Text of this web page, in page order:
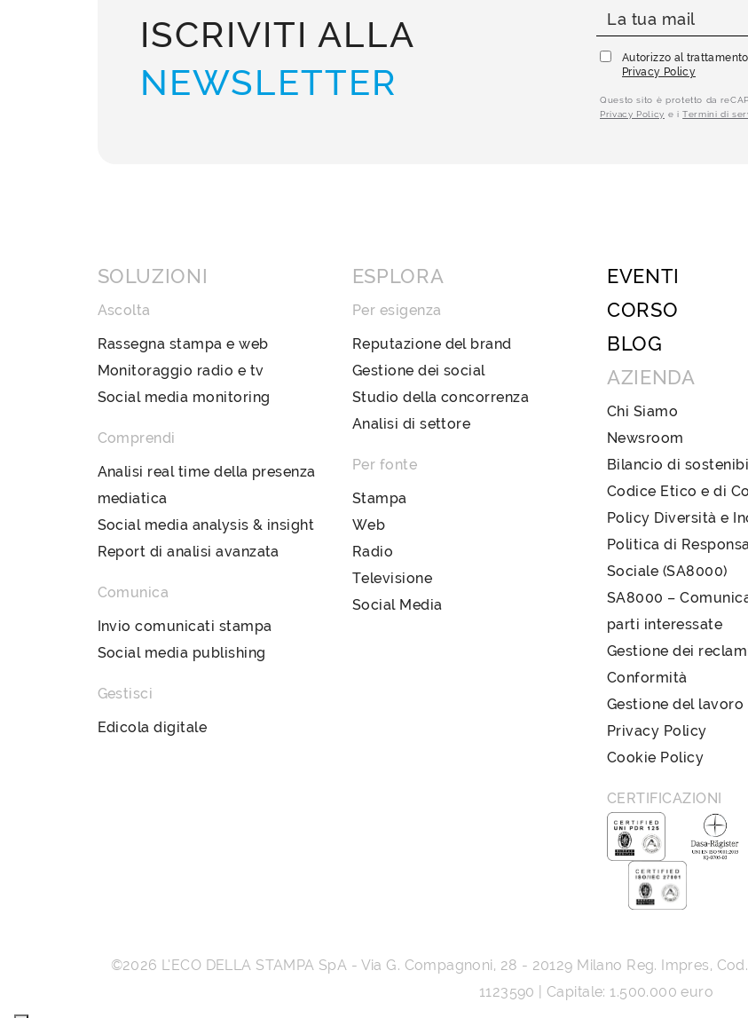
ISCRIVITI ALLA
NEWSLETTER
Autorizzo al
Privacy Policy
Questo sito è protetto da
Privacy Policy e iTermini di
SOLUZIONI
Ascolta
Rassegna stampa e web
Monitoraggio radio e tv
Social media monitoring
Comprendi
Analisi real time della presenza
mediatica
Social media analysis & insight
Report di analisi avanzata
Comunica
Invio comunicati stampa
Social media publishing
Gestisci
Edicola digitale
ESPLORA
Per esigenza
Reputazione del brand
Gestione dei social
Studio della concorrenza
Analisi di settore
Per fonte
Stampa
Web
Radio
Televisione
Social Media
EVENTI
CORSO
BLOG
AZIENDA
Chi Siamo
Newsroom
Bilancio di
Codice Etico e di
Policy Diversità e
Politica di
Sociale (SA8000)
SA8000 –
parti interessate
Gestione dei
Conformità
Gestione del
Privacy Policy
Cookie Policy
CERTIFICAZIONI
©2026 L’ECO DELLA STAMPA SpA - Via G. Compagnoni, 28 - 20129 Milano Reg. Impres,
1123590 | Capitale: 1.500.000 euro